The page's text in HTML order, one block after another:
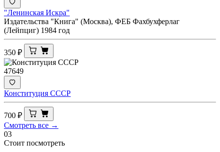
"Ленинская Искра"
Издательства "Книга" (Москва), ФЕБ Фахбухферлаг
(Лейпциг) 1984 год
350 ₽
47649
Конституция СССР
700 ₽
Смотреть все →
03
Стоит посмотреть